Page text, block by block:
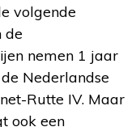
volgende
de
nemen 1 jaar
Nederlandse
Rutte IV. Maar
ook een